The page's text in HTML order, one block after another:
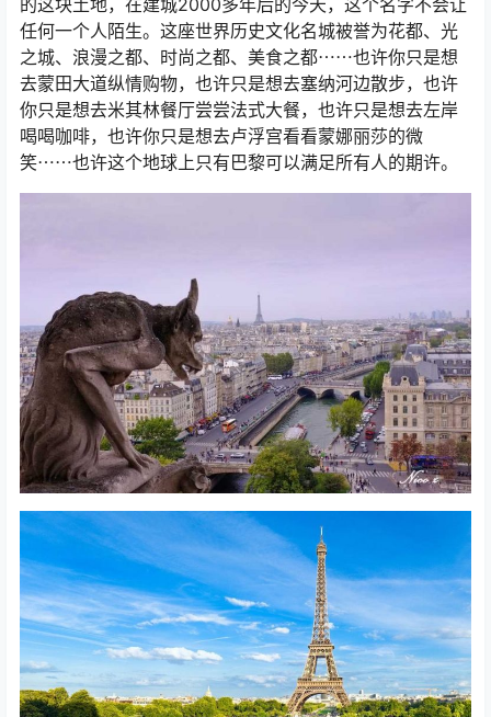
任何一个人陌生。这座世界历史文化名城被誉为花都、光
之城、浪漫之都、时尚之都、美食之都⋯⋯也许你只是想
去蒙田大道纵情购物，也许只是想去塞纳河边散步，也许
你只是想去米其林餐厅尝尝法式大餐，也许只是想去左岸
喝喝咖啡，也许你只是想去卢浮宫看看蒙娜丽莎的微
笑⋯⋯也许这个地球上只有巴黎可以满足所有人的期许。